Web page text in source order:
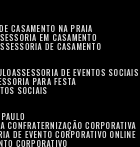
CASAMENTO NA PRAIA
EM CASAMENTO
ASSESSORIA DE CASAMENTO
ASSESSORIA DE EVENTOS SOCIAIS
PARA FESTA
SOCIAIS
CONFRATERNIZAÇÃO CORPORATIVA
DE EVENTO CORPORATIVO ONLINE
CORPORATIVO